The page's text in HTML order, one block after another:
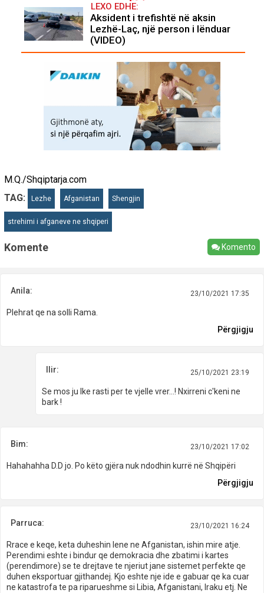
LEXO EDHE:
Aksident i trefishtë në aksin
Lezhë-Laç, një person i lënduar
(VIDEO)
M.Q./Shqiptarja.com
TAG:
Lezhe Afganistan Shengjin
strehimi i afganeve ne shqiperi
Komente Komento
Anila: 23/10/2021 17:35
Plehrat qe na solli Rama.
Përgjigju
Ilir: 25/10/2021 23:19
Se mos ju Ike rasti per te vjelle vrer...! Nxirreni c'keni ne
bark !
Bim: 23/10/2021 17:02
Hahahahha D.D jo. Po këto gjëra nuk ndodhin kurrë në Shqipëri
Përgjigju
Parruca: 23/10/2021 16:24
Rrace e keqe, keta duheshin lene ne Afganistan, ishin mire atje.
Perendimi eshte i bindur qe demokracia dhe zbatimi i kartes
(perendimore) se te drejtave te njeriut jane sistemet perfekte qe
duhen eksportuar gjithandej. Kjo eshte nje ide e gabuar qe ka cuar
ne katastrofa te pa riparueshme si Libia, Afganistani, Iraku etj. Ne